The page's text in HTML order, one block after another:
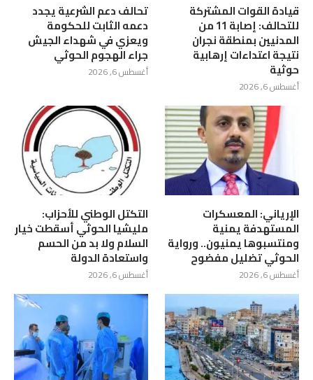
قيادة القوات المشتركة
للتحالف: إصابة 11 من
المدنيين بمنطقة نجران
نتيجة اعتداءات إرهابية
حوثية
أغسطس 6, 2026
تحالف دعم الشرعية يجدد
دعمه الثابت للحكومة
ويعزي في شهداء الجيش
جراء الهجوم الحوثي
أغسطس 6, 2026
الإرياني: المعسكرات
المستهدفة يمنية
ومنتسبوها يمنيون.. ورواية
الحوثي تضليل مفضوح
أغسطس 6, 2026
التكتل الوطني للأحزاب:
مليشيا الحوثي أسقطت خيار
السلام ولا بد من الحسم
واستعادة الدولة
أغسطس 6, 2026